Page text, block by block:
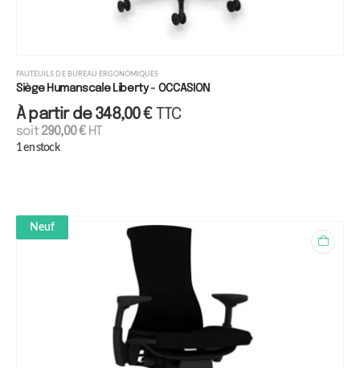
FAUTEUILS DE BUREAU ERGONOMIQUES
Siège Humanscale Liberty - OCCASION
À partir de348,00€ TTC
soit290,00€HT
1 en stock
Neuf